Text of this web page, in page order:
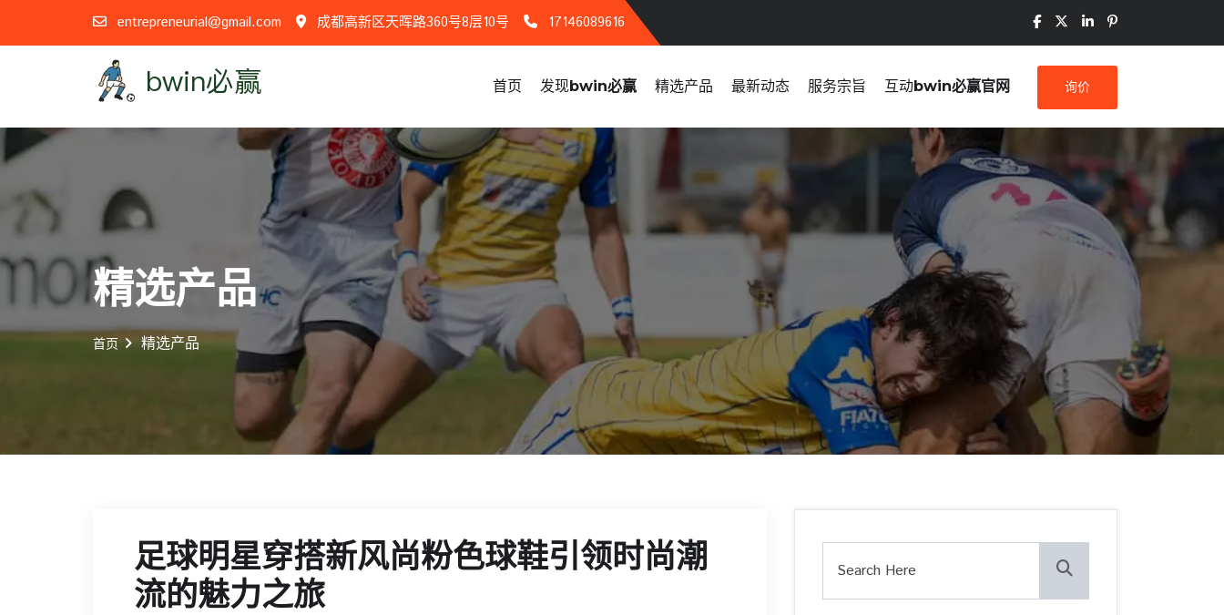
entrepreneurial@gmail.com 成都高新区天晖路360号8层10号 17146089616
首页 发现bwin必赢 精选产品 最新动态 服务宗旨 互动bwin必赢官网 询价
精选产品
首页 精选产品
足球明星穿搭新风尚粉色球鞋引领时尚潮
流的魅力之旅